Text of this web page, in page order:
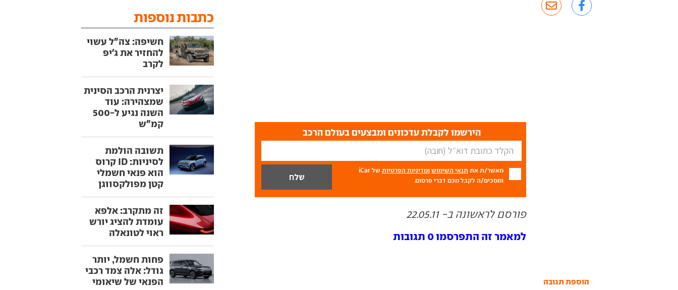
הירשמו לקבלת עדכונים ומבצעים בעולם הרכב
מאשר/ת את תנאי השימוש ומדיניות הפרטיות
של iCar
ומסכים/ה לקבל מכם דברי פרסום.
פורסם לראשונה ב- 22.05.11
למאמר זה התפרסמו 0 תגובות
הוספת תגובה
כתבות נוספות
חשיפה: צה"ל עשוי
להחזיר את ג'יפ
לקרב
יצרנית הרכב הסינית
שמצהירה: עוד
השנה נגיע ל-500
קמ"ש
תשובה הולמת
לסיניות: ID קרוס
הוא פנאי חשמלי
קטן מפולקסווגן
זה מתקרב: אלפא
עומדת להציג יורש
ראוי לטונאלה
פחות חשמל, יותר
גודל: אלה צמד רכבי
הפנאי של שיאומי